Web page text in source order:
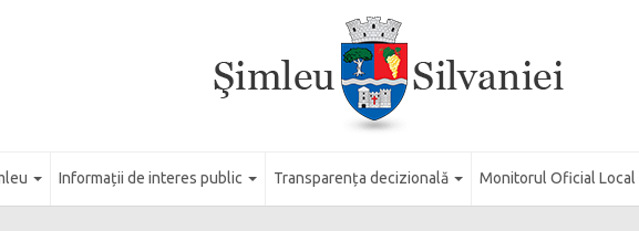
Informații de interes public Transparența decizională Monitorul Oficial Local